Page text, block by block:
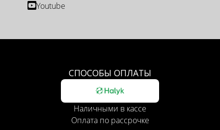
Youtube
СПОСОБЫ ОПЛАТЫ
Наличными в кассе
Оплата по рассрочке